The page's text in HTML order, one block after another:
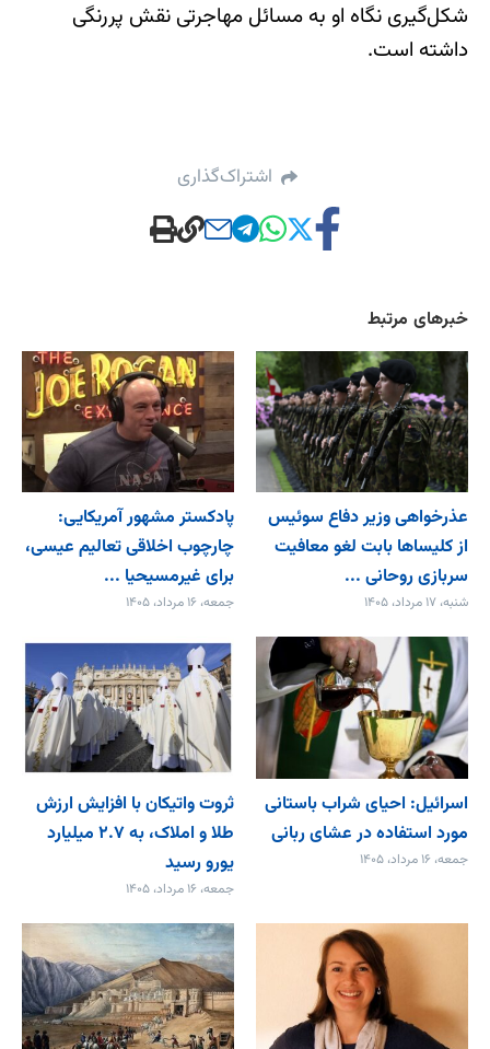
شکل‌گیری نگاه او به مسائل مهاجرتی نقش پررنگی
داشته است.
اشتراک‌گذاری
خبرهای مرتبط
عذرخواهی وزیر دفاع سوئیس
از کلیساها بابت لغو معافیت
سربازی روحانی ...
شنبه، ۱۷ مرداد، ۱۴۰۵
پادکستر مشهور آمریکایی:
چارچوب اخلاقی تعالیم عیسی،
برای غیرمسیحیا ...
جمعه، ۱۶ مرداد، ۱۴۰۵
اسرائیل: احیای شراب باستانی
مورد استفاده در عشای ربانی
جمعه، ۱۶ مرداد، ۱۴۰۵
ثروت واتیکان با افزایش ارزش
طلا و املاک، به ۲.۷ میلیارد
یورو رسید
جمعه، ۱۶ مرداد، ۱۴۰۵